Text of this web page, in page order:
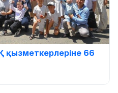
қызметкерлеріне 66